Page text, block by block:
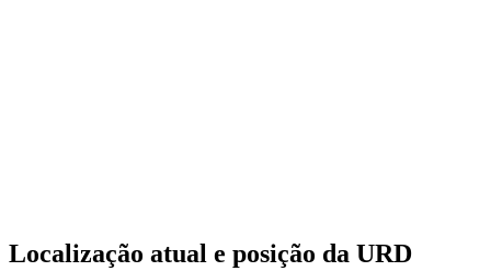
Localização atual e posição da URD